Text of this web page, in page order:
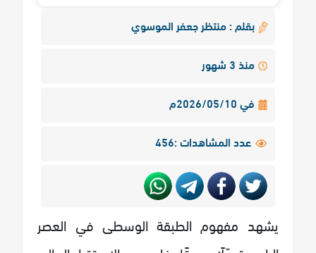
بقلم : منتظر جعفر الموسوي
منذ 3 شهور
في 2026/05/10م
عدد المشاهدات :456
يشهد مفهوم الطبقة الوسطى في العصر